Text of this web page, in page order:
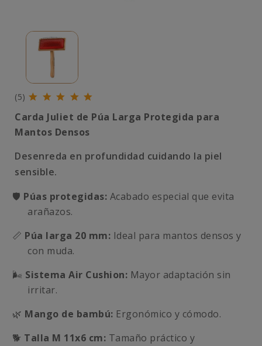
(5)
Carda Juliet de Púa Larga Protegida para
Mantos Densos
Desenreda en profundidad cuidando la piel
sensible.
🛡️ Púas protegidas: Acabado especial que evita
arañazos.
📏 Púa larga 20 mm: Ideal para mantos densos y
con muda.
🌬️ Sistema Air Cushion: Mayor adaptación sin
irritar.
🌿 Mango de bambú: Ergonómico y cómodo.
🐕 Talla M 11x6 cm: Tamaño práctico y